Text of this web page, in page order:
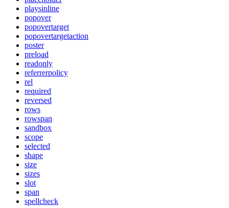
playsinline
popover
popovertarget
popovertargetaction
poster
preload
readonly
referrerpolicy
rel
required
reversed
rows
rowspan
sandbox
scope
selected
shape
size
sizes
slot
span
spellcheck